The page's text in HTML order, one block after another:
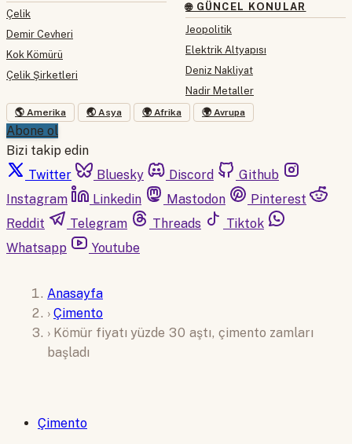
Çelik
Demir Cevheri
Kok Kömürü
Çelik Şirketleri
🌐 GÜNCEL KONULAR
Jeopolitik
Elektrik Altyapısı
Deniz Nakliyat
Nadir Metaller
🌎 Amerika 🌏 Asya 🌍 Afrika 🌍 Avrupa
Abone ol
Bizi takip edin
Twitter
Bluesky Discord
Github
Instagram
Linkedin Mastodon
Pinterest
Reddit
Telegram Threads
Tiktok
Whatsapp
Youtube
Anasayfa
› Çimento
› Kömür fiyatı yüzde 30 aştı, çimento zamları
başladı
Çimento